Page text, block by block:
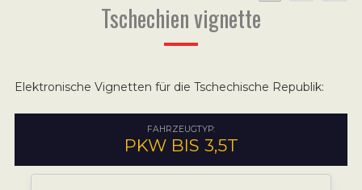
Tschechien vignette
Elektronische Vignetten für die Tschechische Republik:
FAHRZEUGTYP:
PKW BIS 3,5T